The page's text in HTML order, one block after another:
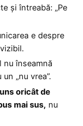
și întreabă: „Pe
e despre
nu înseamnă
„nu vrea”.
oricât de
mai sus, nu